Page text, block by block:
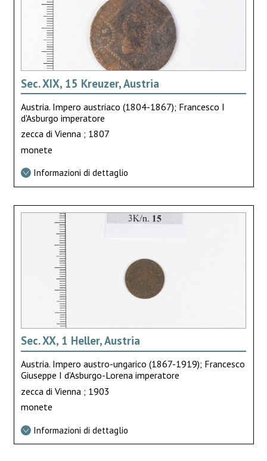
Sec. XIX, 15 Kreuzer, Austria
Austria. Impero austriaco (1804-1867); Francesco I
d'Asburgo imperatore
zecca di Vienna ; 1807
monete
Informazioni di dettaglio
Sec. XX, 1 Heller, Austria
Austria. Impero austro-ungarico (1867-1919); Francesco
Giuseppe I d’Asburgo-Lorena imperatore
zecca di Vienna ; 1903
monete
Informazioni di dettaglio